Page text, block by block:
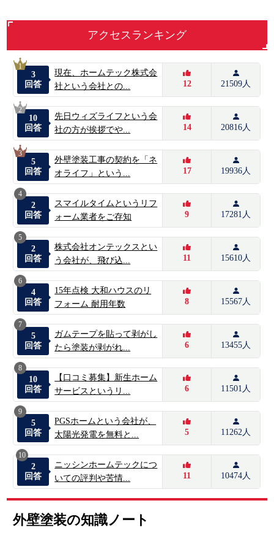
アクセスランキング
1
3
回答
現在、ホームテック株式会
社という会社との...
12 21509人
2
10
回答
先日ウィズライフという会
社の方が挨拶でや...
14 20816人
3
5
回答
外壁塗装工事の契約を「ネ
オライフ」という...
17 19936人
4
2
回答
スマイルタイムというリフ
ォーム業者をご存知
9 17281人
5
2
回答
株式会社オンテックスとい
う会社が、飛び込...
11 15610人
6
4
回答
15年点検 大和ハウスのリ
フォーム 耐用年数
8 15567人
7
5
回答
ガムテープを貼って剥がし
たら塗装が剥がれ...
6 13455人
8
10
回答
【口コミ募集】新生ホーム
サービスというリ...
6 11501人
9
5
回答
PGSホームという会社が、
太陽光発電を無料と...
5 11262人
10
2
回答
ニッシンホームテックにつ
いての評判や苦情...
11 10474人
外壁塗装の知識ノート